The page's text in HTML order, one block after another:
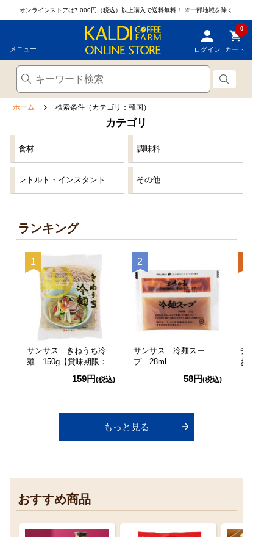
オンラインストアは7,000円（税込）以上購入で送料無料！ ※一部地域を除く
メニュー ログイン
0
カート
ホーム 検索条件（カテゴリ：韓国）
カテゴリ
食材 調味料
レトルト・インスタント その他
ランキング
サンサス きねうち冷
麺 150g【賞味期限：
159円(税込)
サンサス 冷麺スー
プ 28ml
58円(税込)
チ
お
もっと見る
おすすめ商品